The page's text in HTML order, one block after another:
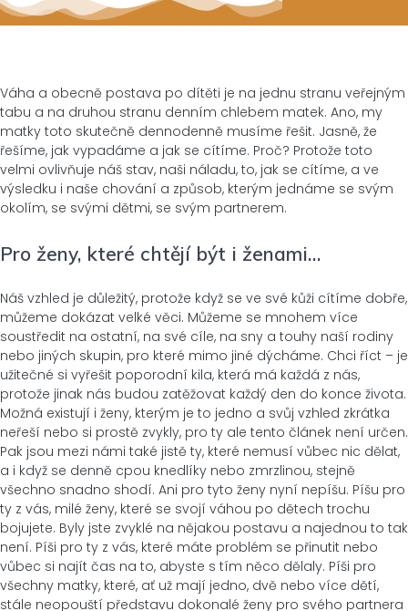
Váha a obecně postava po dítěti je na jednu stranu veřejným
tabu a na druhou stranu denním chlebem matek. Ano, my
matky toto skutečně dennodenně musíme řešit. Jasně, že
řešíme, jak vypadáme a jak se cítíme. Proč? Protože toto
velmi ovlivňuje náš stav, naši náladu, to, jak se cítíme, a ve
výsledku i naše chování a způsob, kterým jednáme se svým
okolím, se svými dětmi, se svým partnerem.
Pro ženy, které chtějí být i ženami…
Náš vzhled je důležitý, protože když se ve své kůži cítíme dobře,
můžeme dokázat velké věci. Můžeme se mnohem více
soustředit na ostatní, na své cíle, na sny a touhy naší rodiny
nebo jiných skupin, pro které mimo jiné dýcháme. Chci říct – je
užitečné si vyřešit poporodní kila, která má každá z nás,
protože jinak nás budou zatěžovat každý den do konce života.
Možná existují i ženy, kterým je to jedno a svůj vzhled zkrátka
neřeší nebo si prostě zvykly, pro ty ale tento článek není určen.
Pak jsou mezi námi také jistě ty, které nemusí vůbec nic dělat,
a i když se denně cpou knedlíky nebo zmrzlinou, stejně
všechno snadno shodí. Ani pro tyto ženy nyní nepíšu. Píšu pro
ty z vás, milé ženy, které se svojí váhou po dětech trochu
bojujete. Byly jste zvyklé na nějakou postavu a najednou to tak
není. Píši pro ty z vás, které máte problém se přinutit nebo
vůbec si najít čas na to, abyste s tím něco dělaly. Píši pro
všechny matky, které, ať už mají jedno, dvě nebo více dětí,
stále neopouští představu dokonalé ženy pro svého partnera